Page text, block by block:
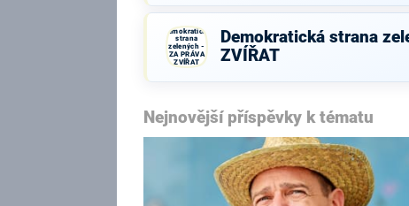
Demokratická
strana
zelených -
ZA PRÁVA
ZVÍŘAT
Demokratická strana
ZVÍŘAT
Nejnovější příspěvky k tématu